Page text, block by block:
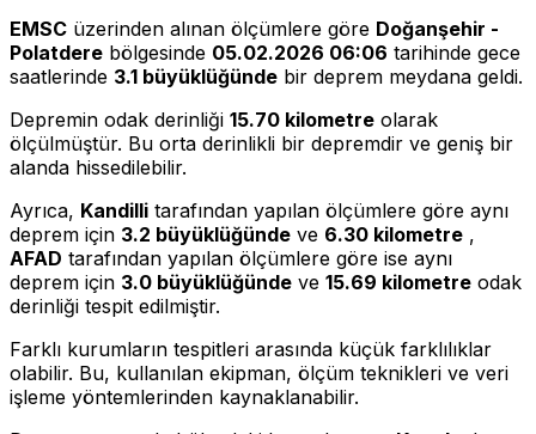
EMSC üzerinden alınan ölçümlere göre Doğanşehir -
Polatdere bölgesinde 05.02.2026 06:06 tarihinde gece
saatlerinde 3.1 büyüklüğünde bir deprem meydana geldi.
Depremin odak derinliği 15.70 kilometre olarak
ölçülmüştür. Bu orta derinlikli bir depremdir ve geniş bir
alanda hissedilebilir.
Ayrıca, Kandilli tarafından yapılan ölçümlere göre aynı
deprem için 3.2 büyüklüğünde ve 6.30 kilometre ,
AFAD tarafından yapılan ölçümlere göre ise aynı
deprem için 3.0 büyüklüğünde ve 15.69 kilometre odak
derinliği tespit edilmiştir.
Farklı kurumların tespitleri arasında küçük farklılıklar
olabilir. Bu, kullanılan ekipman, ölçüm teknikleri ve veri
işleme yöntemlerinden kaynaklanabilir.